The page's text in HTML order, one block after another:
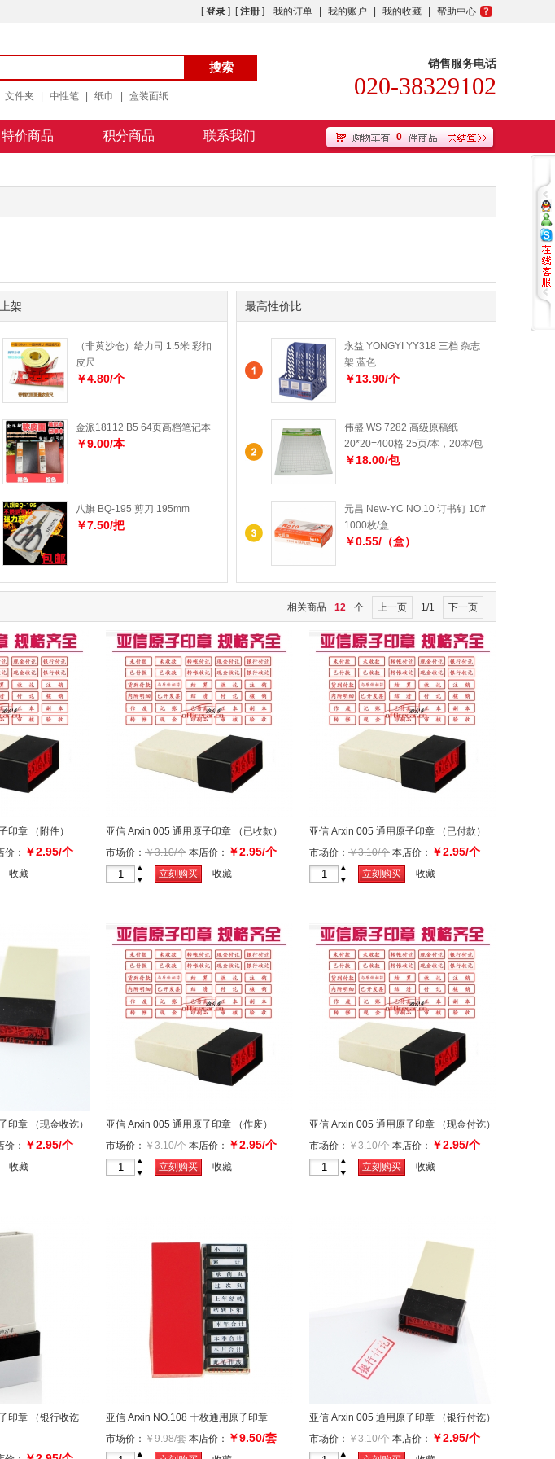
[登录 ] [注册 ] 我的订单 我的账户 我的收藏 帮助中心
文件夹 中性笔 纸巾 盒装面纸
销售服务电话
020-38329102
特价商品 积分商品 联系我们 0
架
（非黄沙仓）给力司 1.5米 彩扣
皮尺
￥4.80/个
金派18112 B5 64页高档笔记本
￥9.00/本
八旗 BQ-195 剪刀 195mm
￥7.50/把
最高性价比
永益 YONGYI YY318 三档 杂志
架 蓝色
￥13.90/个
伟盛 WS 7282 高级原稿纸
20*20=400格 25页/本，20本/包
￥18.00/包
元昌 New-YC NO.10 订书钉 10#
1000枚/盒
￥0.55/（盒）
相关商品 12 个 上一页 1/1 下一页
印章 （附件）
价： ￥2.95/个
收藏
亚信 Arxin 005 通用原子印章 （已收款）
市场价： ￥3.10/个 本店价： ￥2.95/个
-
立刻购买 收藏
亚信 Arxin 005 通用原子印章 （已付款）
市场价： ￥3.10/个 本店价： ￥2.95/个
-
立刻购买 收藏
印章 （现金收讫）
价： ￥2.95/个
收藏
亚信 Arxin 005 通用原子印章 （作废）
市场价： ￥3.10/个 本店价： ￥2.95/个
-
立刻购买 收藏
亚信 Arxin 005 通用原子印章 （现金付讫）
市场价： ￥3.10/个 本店价： ￥2.95/个
-
立刻购买 收藏
印章 （银行收讫
亚信 Arxin NO.108 十枚通用原子印章
市场价： ￥9.98/套 本店价： ￥9.50/套
亚信 Arxin 005 通用原子印章 （银行付讫）
市场价： ￥3.10/个 本店价： ￥2.95/个